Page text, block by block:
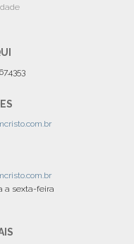
a sexta-feira